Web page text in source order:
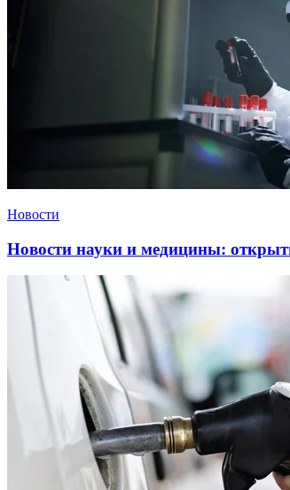
Новости
Новости науки и медицины: